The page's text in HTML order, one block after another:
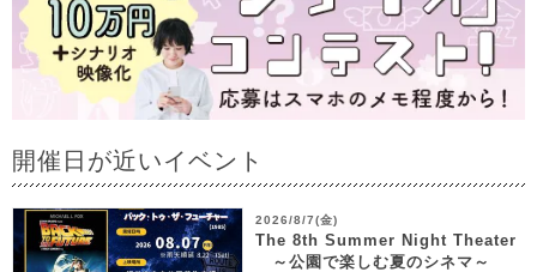
開催日が近いイベント
2026/8/7(金)
The 8th Summer Night Theater
～公園で楽しむ夏のシネマ～